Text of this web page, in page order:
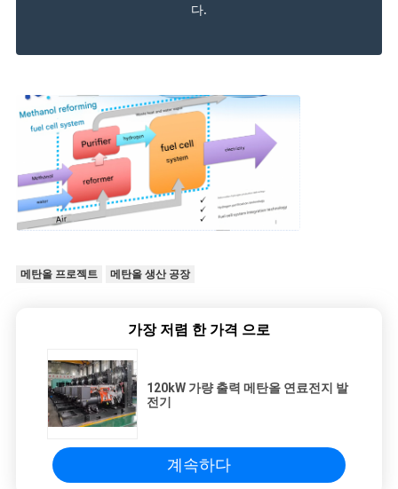
다.
메탄올 프로젝트 메탄올 생산 공장
가장 저렴 한 가격 으로
120kW 가량 출력 메탄올 연료전지 발
전기
계속하다